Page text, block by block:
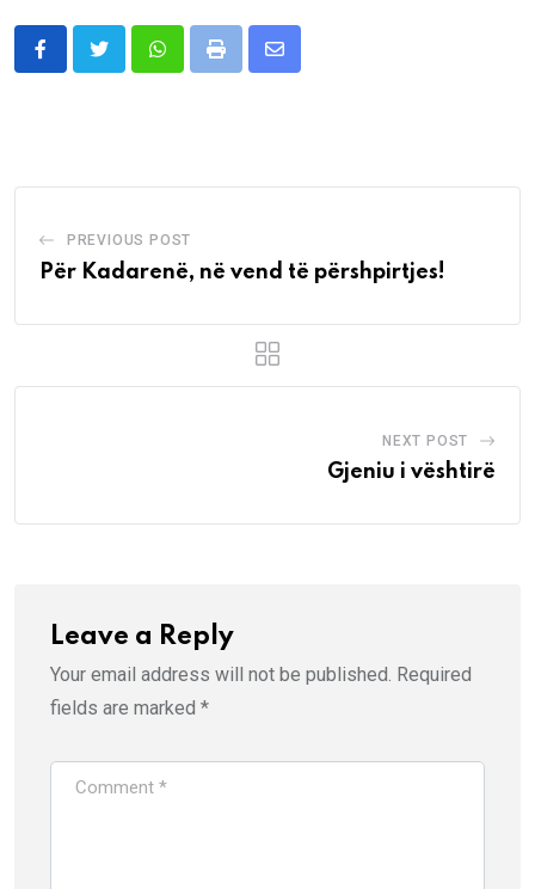
WhatsappPrint
Share
PREVIOUS POST
Për Kadarenë, në vend të përshpirtjes!
NEXT POST
Gjeniu i vështirë
Leave a Reply
Your email address will not be published. Required
fields are marked *